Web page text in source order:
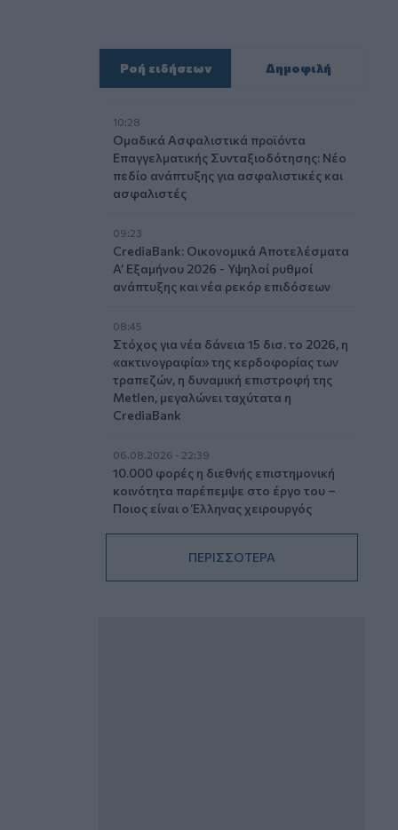
Ροή ειδήσεων Δημοφιλή
10:28
Ομαδικά Ασφαλιστικά προϊόντα
Επαγγελματικής Συνταξιοδότησης: Νέο
πεδίο ανάπτυξης για ασφαλιστικές και
ασφαλιστές
09:23
CrediaBank: Οικονομικά Αποτελέσματα
A’ Εξαμήνου 2026 - Υψηλοί ρυθμοί
ανάπτυξης και νέα ρεκόρ επιδόσεων
08:45
Στόχος για νέα δάνεια 15 δισ. το 2026, η
«ακτινογραφία» της κερδοφορίας των
τραπεζών, η δυναμική επιστροφή της
Metlen, μεγαλώνει ταχύτατα η
CrediaBank
06.08.2026 - 22:39
10.000 φορές η διεθνής επιστημονική
κοινότητα παρέπεμψε στο έργο του –
Ποιος είναι ο Έλληνας χειρουργός
06.08.2026 - 14:55
Μιχάλης Τάτσης, Insurance &
ΠΕΡΙΣΣΟΤΕΡΑ